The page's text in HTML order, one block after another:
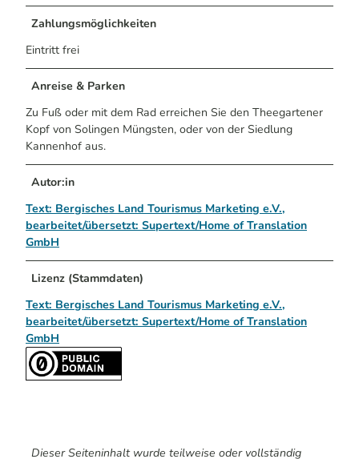
Zahlungsmöglichkeiten
Eintritt frei
Anreise & Parken
Zu Fuß oder mit dem Rad erreichen Sie den Theegartener
Kopf von Solingen Müngsten, oder von der Siedlung
Kannenhof aus.
Autor:in
Text: Bergisches Land Tourismus Marketing e.V.,
bearbeitet/übersetzt: Supertext/Home of Translation
GmbH
Lizenz (Stammdaten)
Text: Bergisches Land Tourismus Marketing e.V.,
bearbeitet/übersetzt: Supertext/Home of Translation
GmbH
Dieser Seiteninhalt wurde teilweise oder vollständig